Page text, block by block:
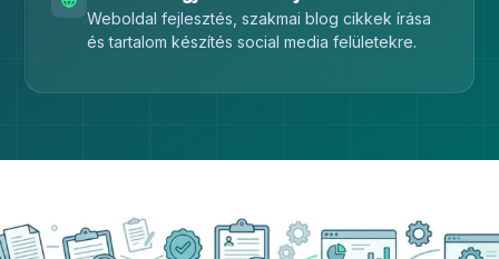
Weboldal fejlesztés, szakmai blog cikkek írása
és tartalom készítés social media felületekre.